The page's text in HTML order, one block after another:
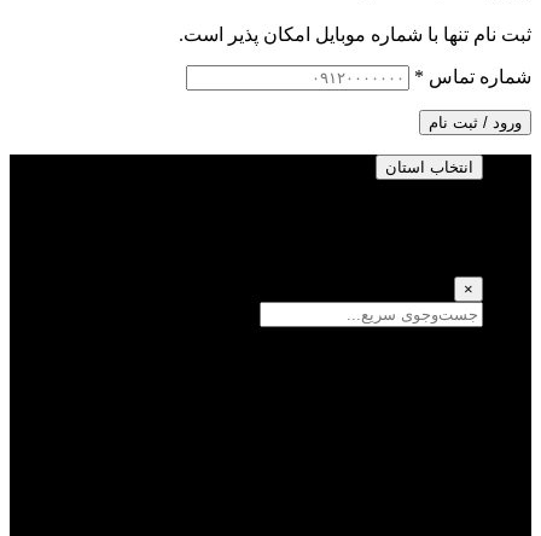
ثبت نام تنها با شماره موبایل امکان پذیر است.
شماره تماس *
ورود / ثبت نام
انتخاب استان
×